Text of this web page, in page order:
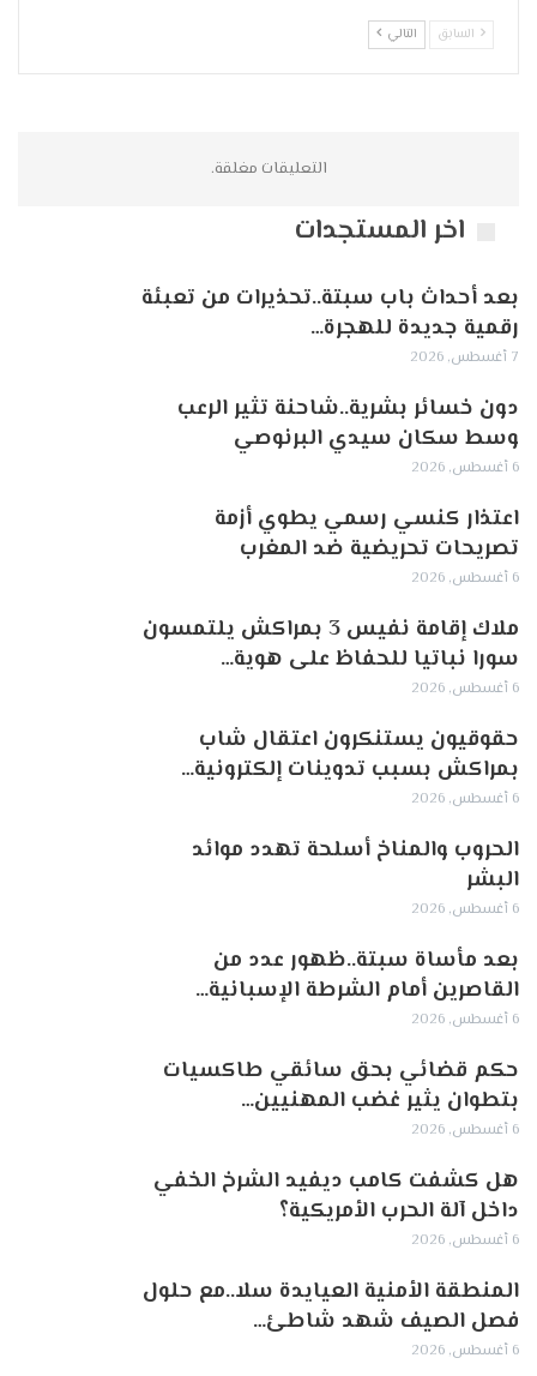
السابق التالي
التعليقات مغلقة.
اخر المستجدات
بعد أحداث باب سبتة..تحذيرات من تعبئة
رقمية جديدة للهجرة…
7 أغسطس, 2026
دون خسائر بشرية..شاحنة تثير الرعب
وسط سكان سيدي البرنوصي
6 أغسطس, 2026
اعتذار كنسي رسمي يطوي أزمة
تصريحات تحريضية ضد المغرب
6 أغسطس, 2026
ملاك إقامة نفيس 3 بمراكش يلتمسون
سورا نباتيا للحفاظ على هوية…
6 أغسطس, 2026
حقوقيون يستنكرون اعتقال شاب
بمراكش بسبب تدوينات إلكترونية…
6 أغسطس, 2026
الحروب والمناخ أسلحة تهدد موائد
البشر
6 أغسطس, 2026
بعد مأساة سبتة..ظهور عدد من
القاصرين أمام الشرطة الإسبانية…
6 أغسطس, 2026
حكم قضائي بحق سائقي طاكسيات
بتطوان يثير غضب المهنيين…
6 أغسطس, 2026
هل كشفت كامب ديفيد الشرخ الخفي
داخل آلة الحرب الأمريكية؟
6 أغسطس, 2026
‏المنطقة الأمنية العيايدة سلا..مع حلول
فصل الصيف شهد شاطئ…
6 أغسطس, 2026